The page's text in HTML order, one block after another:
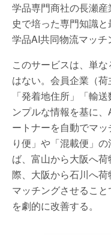
学品専門商社の長瀬
史で培った専門知識
学品AI共同物流マッチ
このサービスは、単
はない。会員企業（
「発着地住所」「輸
ンプルな情報を基に
ートナーを自動でマ
り便」や「混載便」
ば、富山から大阪へ
際、大阪から石川へ
マッチングさせるこ
を劇的に改善する。